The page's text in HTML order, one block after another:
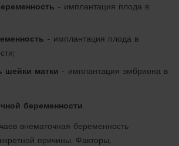
- имплантация плода в
- имплантация плода в
шейки матки - имплантация эмбриона в
беременности
внематочная беременность
причины. Факторы,